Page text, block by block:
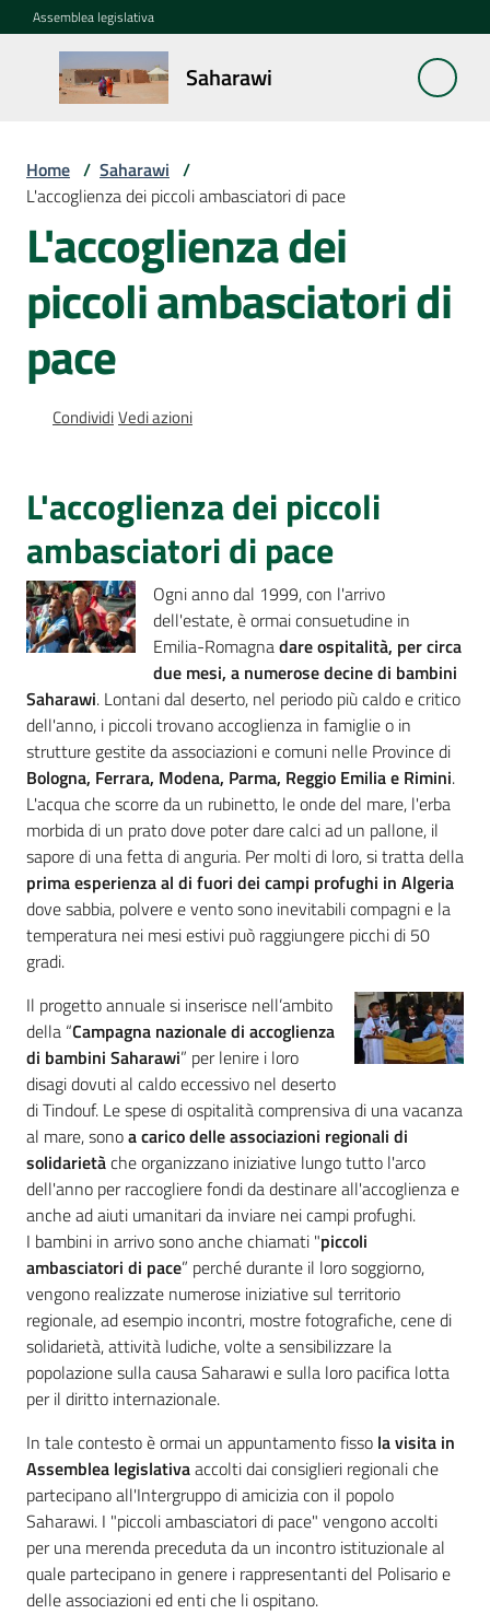
Vai al contenuto
Vai alla navigazione
Vai al footer
Assemblea legislativa
Saharawi
Saharawi
La
questione
Saharawi
Notizie
Missioni
Romagna
Assemblea
legislativa
Assemblea
Attività
Argomenti
Per i media
Per i cittadini
Home / Saharawi /
L'accoglienza dei piccoli ambasciatori di pace
L'accoglienza dei
piccoli ambasciatori di
pace
CondividiVedi azioni
L'accoglienza dei piccoli
ambasciatori di pace
Ogni anno dal 1999, con l'arrivo
dell'estate, è ormai consuetudine in
Emilia-Romagnadare ospitalità, per circa
due mesi, a numerose decine di bambini
Saharawi. Lontani dal deserto, nel periodo più caldo e critico
dell'anno, i piccoli trovano accoglienza in famiglie o in
strutture gestite da associazioni e comuni nelle Province di
Bologna, Ferrara, Modena, Parma, Reggio Emilia e Rimini.
L'acqua che scorre da un rubinetto, le onde del mare, l'erba
morbida di un prato dove poter dare calci ad un pallone, il
sapore di una fetta di anguria. Per molti di loro, si tratta della
prima esperienza al di fuori dei campi profughi in Algeria
dove sabbia, polvere e vento sono inevitabili compagni e la
temperatura nei mesi estivi può raggiungere picchi di 50
gradi.
Il progetto annuale si inserisce nell’ambito
della “Campagna nazionale di accoglienza
di bambini Saharawi” per lenire i loro
disagi dovuti al caldo eccessivo nel deserto
di Tindouf. Le spese di ospitalità comprensiva di una vacanza
al mare, sonoa carico delle associazioni regionali di
solidarietàche organizzano iniziative lungo tutto l'arco
dell'anno per raccogliere fondi da destinare all'accoglienza e
anche ad aiuti umanitari da inviare nei campi profughi.
I bambini in arrivo sono anche chiamati "piccoli
ambasciatori di pace” perché durante il loro soggiorno,
vengono realizzate numerose iniziative sul territorio
regionale, ad esempio incontri, mostre fotografiche, cene di
solidarietà, attività ludiche, volte a sensibilizzare la
popolazione sulla causa Saharawi e sulla loro pacifica lotta
per il diritto internazionale.
In tale contesto è ormai un appuntamento fisso la visita in
Assemblea legislativaaccolti dai consiglieri regionali che
partecipano all'Intergruppo di amicizia con il popolo
Saharawi. I "piccoli ambasciatori di pace" vengono accolti
per una merenda preceduta da un incontro istituzionale al
quale partecipano in genere i rappresentanti del Polisario e
delle associazioni ed enti che li ospitano.